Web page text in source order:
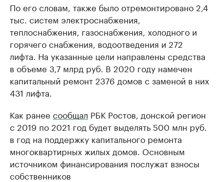
По его словам, также было отремонтировано 2,4
тыс. систем электроснабжения,
теплоснабжения, газоснабжения, холодного и
горячего снабжения, водоотведения и 272
лифта. На указанные цели направлены средства
в объеме 3,7 млрд руб. В 2020 году намечен
капитальный ремонт 2376 домов с заменой в них
431 лифта.
Как ранее сообщал РБК Ростов, донской регион
с 2019 по 2021 год будет выделять 500 млн руб.
в год на поддержку капитального ремонта
многоквартирных жилых домов. Основным
источником финансирования послужат взносы
собственников